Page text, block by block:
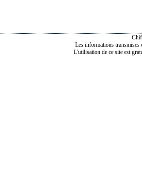
Les informations transmises
L'utilisation de ce site est